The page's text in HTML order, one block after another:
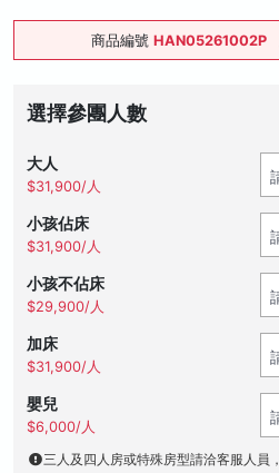
商品編號 HAN05261002P
選擇參團人數
大人
$31,900/人
小孩佔床
$31,900/人
小孩不佔床
$29,900/人
加床
$31,900/人
嬰兒
$6,000/人
三人及四人房或特殊房型請洽客服人員